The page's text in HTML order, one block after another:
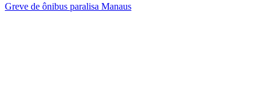
Greve de ônibus paralisa Manaus